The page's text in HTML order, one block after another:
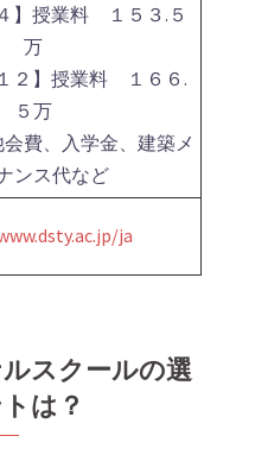
４】授業料 １５３.５
万
１２】授業料 １６６.
５万
費、入学金、建築メ
ンス代など
ja
スクールの選
は？